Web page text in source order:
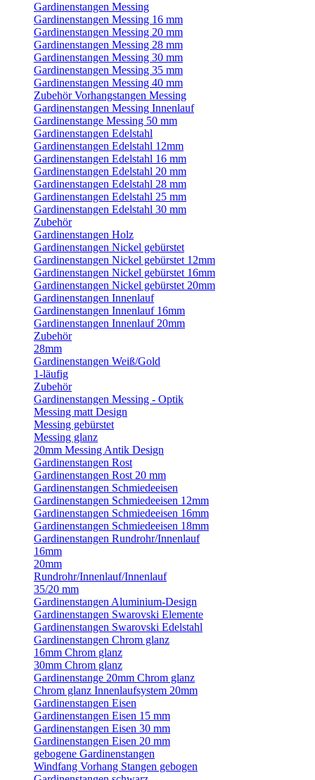
Gardinenstangen Messing
Gardinenstangen Messing 16 mm
Gardinenstangen Messing 20 mm
Gardinenstangen Messing 28 mm
Gardinenstangen Messing 30 mm
Gardinenstangen Messing 35 mm
Gardinenstangen Messing 40 mm
Zubehör Vorhangstangen Messing
Gardinenstangen Messing Innenlauf
Gardinenstange Messing 50 mm
Gardinenstangen Edelstahl
Gardinenstangen Edelstahl 12mm
Gardinenstangen Edelstahl 16 mm
Gardinenstangen Edelstahl 20 mm
Gardinenstangen Edelstahl 28 mm
Gardinenstangen Edelstahl 25 mm
Gardinenstangen Edelstahl 30 mm
Zubehör
Gardinenstangen Holz
Gardinenstangen Nickel gebürstet
Gardinenstangen Nickel gebürstet 12mm
Gardinenstangen Nickel gebürstet 16mm
Gardinenstangen Nickel gebürstet 20mm
Gardinenstangen Innenlauf
Gardinenstangen Innenlauf 16mm
Gardinenstangen Innenlauf 20mm
Zubehör
28mm
Gardinenstangen Weiß/Gold
1-läufig
Zubehör
Gardinenstangen Messing - Optik
Messing matt Design
Messing gebürstet
Messing glanz
20mm Messing Antik Design
Gardinenstangen Rost
Gardinenstangen Rost 20 mm
Gardinenstangen Schmiedeeisen
Gardinenstangen Schmiedeeisen 12mm
Gardinenstangen Schmiedeeisen 16mm
Gardinenstangen Schmiedeeisen 18mm
Gardinenstangen Rundrohr/Innenlauf
16mm
20mm
Rundrohr/Innenlauf/Innenlauf
35/20 mm
Gardinenstangen Aluminium-Design
Gardinenstangen Swarovski Elemente
Gardinenstangen Swarovski Edelstahl
Gardinenstangen Chrom glanz
16mm Chrom glanz
30mm Chrom glanz
Gardinenstange 20mm Chrom glanz
Chrom glanz Innenlaufsystem 20mm
Gardinenstangen Eisen
Gardinenstangen Eisen 15 mm
Gardinenstangen Eisen 30 mm
Gardinenstangen Eisen 20 mm
gebogene Gardinenstangen
Windfang Vorhang Stangen gebogen